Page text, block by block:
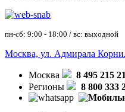
пн-сб: 9:00 - 18:00 / вс: выходной
Москва, ул. Адмирала
Москва
8 495 215
Регионы
8 800 333